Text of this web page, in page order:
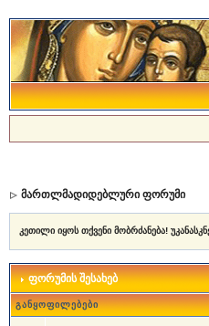
მართლმადიდებლური ფორუმი
კეთილი იყოს თქვენი მობრძანება!
ფორუმის შესახებ
განყოფილებები